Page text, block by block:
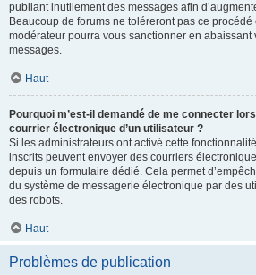
publiant inutilement des messages afin
Beaucoup de forums ne toléreront pas ce
modérateur pourra vous sanctionner en abaissant
messages.
Haut
Pourquoi m’est-il demandé de me connecter
courrier électronique d’un utilisateur ?
Si les administrateurs ont activé cette
inscrits peuvent envoyer des courriers
depuis un formulaire dédié. Cela permet
du système de messagerie électronique par des
des robots.
Haut
Problèmes de publication